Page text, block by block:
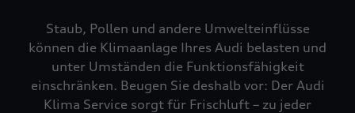
Staub, Pollen und andere Umwelteinflüsse
können die Klimaanlage Ihres Audi belasten und
unter Umständen die Funktionsfähigkeit
einschränken. Beugen Sie deshalb vor: Der Audi
Klima Service sorgt für Frischluft – zu jeder